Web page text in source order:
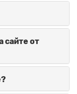
сайте от